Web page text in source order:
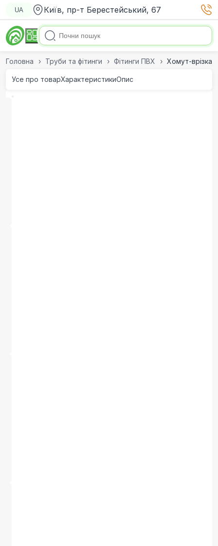
UA Київ, пр-т Берестейський, 67
Головна Труби та фітинги Фітинги ПВХ Хомут-врізка
Усе про товарХарактеристикиОпис